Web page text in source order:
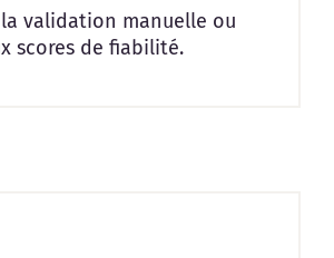
validation manuelle ou
scores de fiabilité.